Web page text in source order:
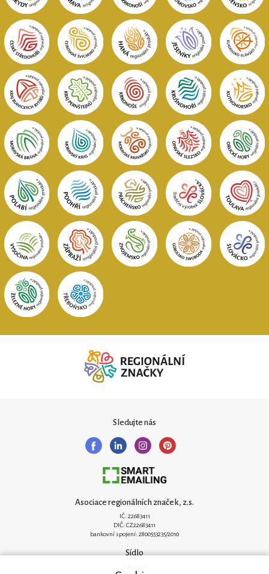
Sledujte nás
Asociace regionálních značek, z.s.
IČ: 22683411
DIČ: CZ22683411
bankovní spojení: 2800553235/2010
Sídlo